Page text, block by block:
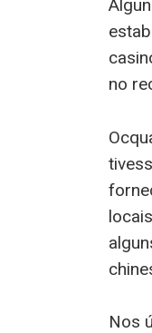
no
Nos